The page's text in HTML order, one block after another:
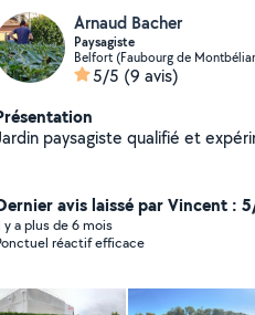
Arnaud Bacher
Paysagiste
Belfort (Faubourg de
5/5 (9 avis)
paysagiste qualifié et
avis laissé par Vincent :
y a plus de 6 mois
réactif efficace